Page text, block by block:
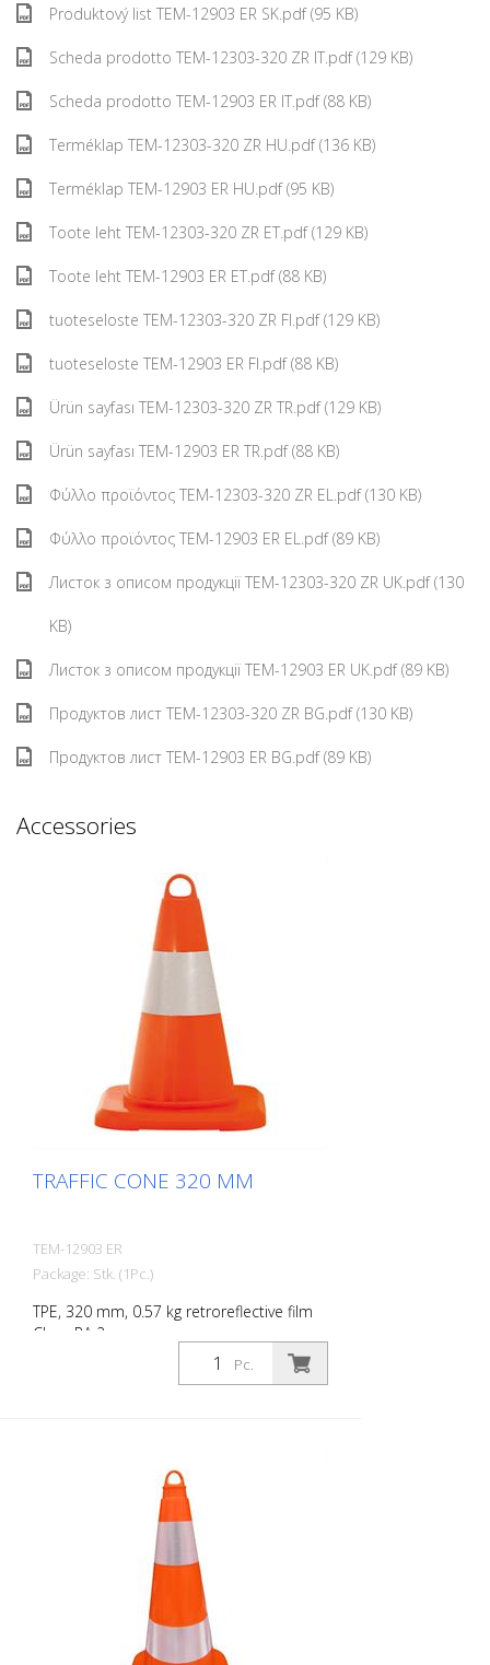
Produktový list TEM-12903 ER SK.pdf (95 KB)
Scheda prodotto TEM-12303-320 ZR IT.pdf (129 KB)
Scheda prodotto TEM-12903 ER IT.pdf (88 KB)
Terméklap TEM-12303-320 ZR HU.pdf (136 KB)
Terméklap TEM-12903 ER HU.pdf (95 KB)
Toote leht TEM-12303-320 ZR ET.pdf (129 KB)
Toote leht TEM-12903 ER ET.pdf (88 KB)
tuoteseloste TEM-12303-320 ZR FI.pdf (129 KB)
tuoteseloste TEM-12903 ER FI.pdf (88 KB)
Ürün sayfası TEM-12303-320 ZR TR.pdf (129 KB)
Ürün sayfası TEM-12903 ER TR.pdf (88 KB)
Φύλλο προϊόντος TEM-12303-320 ZR EL.pdf (130 KB)
Φύλλο προϊόντος TEM-12903 ER EL.pdf (89 KB)
Листок з описом продукції TEM-12303-320 ZR UK.pdf (130
KB)
Листок з описом продукції TEM-12903 ER UK.pdf (89 KB)
Продуктов лист TEM-12303-320 ZR BG.pdf (130 KB)
Продуктов лист TEM-12903 ER BG.pdf (89 KB)
Accessories
TRAFFIC CONE 320 MM
TEM-12903 ER
Package: Stk. (1Pc.)
TPE, 320 mm, 0.57 kg retroreflective film
Class RA 2
Pc.